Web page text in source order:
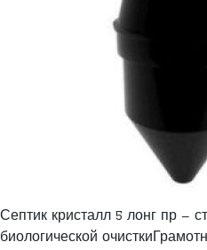
Септик кристалл 5 лонг пр –
биологической